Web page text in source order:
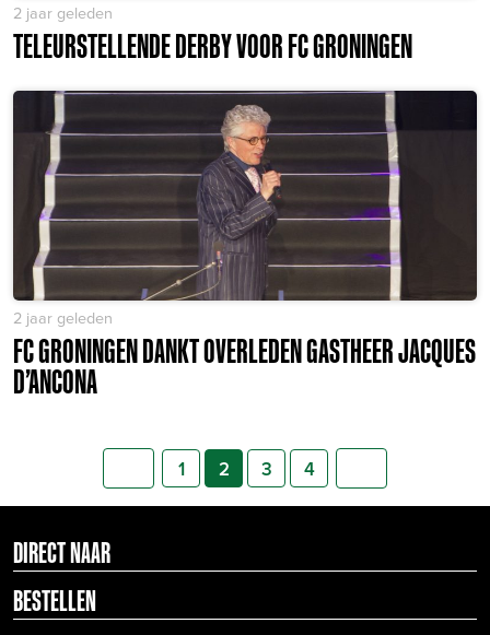
2 jaar geleden
TELEURSTELLENDE DERBY VOOR FC GRONINGEN
2 jaar geleden
FC GRONINGEN DANKT OVERLEDEN GASTHEER JACQUES
D’ANCONA
1 2 3 4
DIRECT NAAR
BESTELLEN